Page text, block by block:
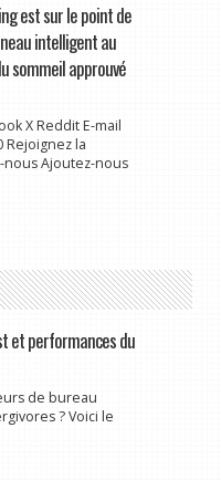
est sur le point de
intelligent au
sommeil approuvé
X Reddit E-mail
Rejoignez la
nous Ajoutez-nous
et performances du
de bureau
? Voici le